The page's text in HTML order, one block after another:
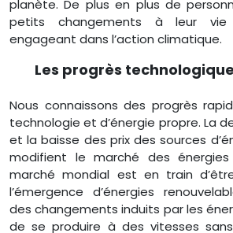
planète. De plus en plus de
petits changements à leur vie
engageant dans l’action climatique.
Les progrès
Nous connaissons des progrès
technologie et d’énergie propre. La
et la baisse des prix des sources
modifient le marché des énergies
marché mondial est en train
l’émergence d’énergies
des changements induits par les
de se produire à des vitesses